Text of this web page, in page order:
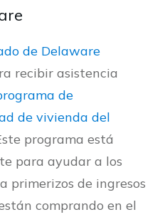
de Delaware
recibir asistencia
de
de vivienda del
programa está
para ayudar a los
primerizos de ingresos
comprando en el